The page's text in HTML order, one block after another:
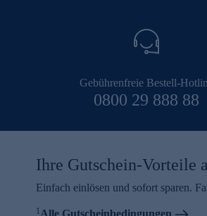
Gebührenfreie Bestell-
0800 29 888 88
Ihre Gutschein-Vorteile
Einfach einlösen und sofort sparen.
1Alle Gutscheinbedingungen